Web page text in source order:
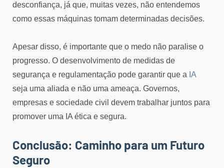
desconfiança, já que, muitas vezes, não entendemos
como essas máquinas tomam determinadas decisões.
Apesar disso, é importante que o medo não paralise o
progresso. O desenvolvimento de medidas de
segurança e regulamentação pode garantir que a IA
seja uma aliada e não uma ameaça. Governos,
empresas e sociedade civil devem trabalhar juntos para
promover uma IA ética e segura.
Conclusão: Caminho para um Futuro
Seguro